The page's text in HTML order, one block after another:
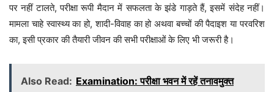
पर नहीं टालते, परीक्षा रूपी मैदान में सफलता के झंडे गाड़ते हैं, इसमें संदेह नहीं।
मामला चाहे स्वास्थ्य का हो, शादी-विवाह का हो अथवा बच्चों की पैदाइश या परवरिश
का, इसी प्रकार की तैयारी जीवन की सभी परीक्षाओं के लिए भी जरूरी है।
Also Read: Examination: परीक्षा भवन में रहें तनावमुक्त